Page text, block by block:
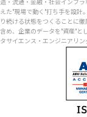
造・流通・金融・社会インフ
えた"現場で動く"打ち手を設計
り続ける状態をつくることに
含め、企業のデータを"資産"と
タサイエンス・エンジニアリン